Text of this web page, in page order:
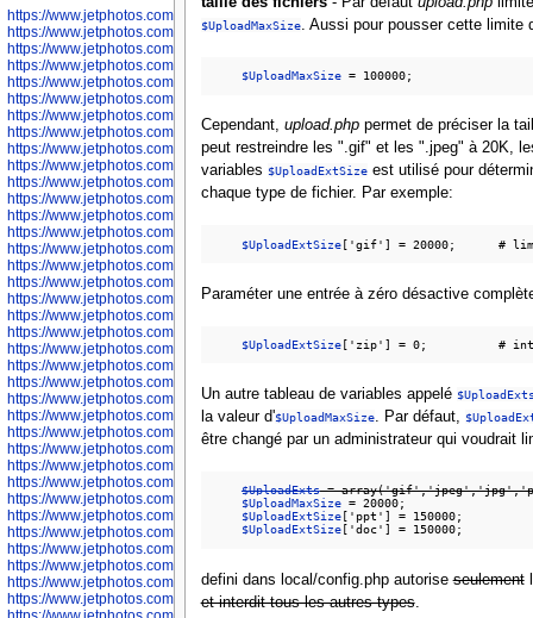
https://www.jetphotos.com/photographer/598301
https://www.jetphotos.com/photographer/598304
https://www.jetphotos.com/photographer/598305
https://www.jetphotos.com/photographer/598307
https://www.jetphotos.com/photographer/598310
https://www.jetphotos.com/photographer/598312
https://www.jetphotos.com/photographer/598317
https://www.jetphotos.com/photographer/598318
https://www.jetphotos.com/photographer/598320
https://www.jetphotos.com/photographer/598321
https://www.jetphotos.com/photographer/598322
https://www.jetphotos.com/photographer/598324
https://www.jetphotos.com/photographer/598328
https://www.jetphotos.com/photographer/598340
https://www.jetphotos.com/photographer/598341
https://www.jetphotos.com/photographer/598346
https://www.jetphotos.com/photographer/598349
https://www.jetphotos.com/photographer/598357
https://www.jetphotos.com/photographer/598366
https://www.jetphotos.com/photographer/598372
https://www.jetphotos.com/photographer/598374
https://www.jetphotos.com/photographer/598378
https://www.jetphotos.com/photographer/600028
https://www.jetphotos.com/photographer/600031
https://www.jetphotos.com/photographer/600032
https://www.jetphotos.com/photographer/600034
https://www.jetphotos.com/photographer/600036
https://www.jetphotos.com/photographer/600037
https://www.jetphotos.com/photographer/600039
https://www.jetphotos.com/photographer/600041
https://www.jetphotos.com/photographer/600042
https://www.jetphotos.com/photographer/600045
https://www.jetphotos.com/photographer/600046
https://www.jetphotos.com/photographer/600047
https://www.jetphotos.com/photographer/600048
https://www.jetphotos.com/photographer/600050
$UploadMaxSize. Aussi pour pousser cette limite
$UploadMaxSize
Cependant, upload.phppermet de préciser la
peut restreindre les ".gif" et les ".jpeg" à 20K,
variables $UploadExtSizeest utilisé pour
chaque type de fichier. Par exemple:
$UploadExtSize
Paraméter une entrée à zéro désactive
$UploadExtSize
Un autre tableau de variables appelé
la valeur d'$UploadMaxSize. Par défaut,
être changé par un administrateur qui voudrait
$UploadExts =
$UploadMaxSize = 20000;
$UploadExtSize['ppt'] = 150000;
$UploadExtSize
defini dans local/config.php autoriseseulement
et interdit tous les autres types.